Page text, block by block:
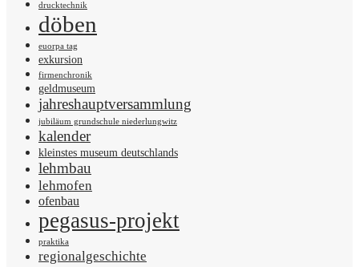
drucktechnik
döben
euorpa tag
exkursion
firmenchronik
geldmuseum
jahreshauptversammlung
jubiläum grundschule niederlungwitz
kalender
kleinstes museum deutschlands
lehmbau
lehmofen
ofenbau
pegasus-projekt
praktika
regionalgeschichte